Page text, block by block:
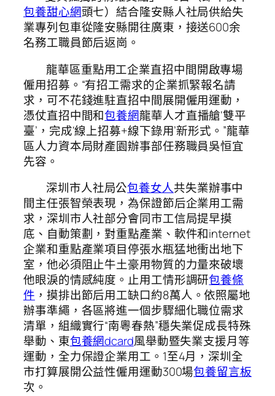
包養甜心網頭七）結合隆安縣人社局供給失
業專列包車從隆安縣開往廣東，接送600余
名務工職員節后返崗。
龍華區重點用工企業直招中間開啟專場
僱用招募。“有招工需求的企業抓緊報名請
求，可不花錢進駐直招中間展開僱用運動，
憑仗直招中間和包養網龍華人才直播艙‘雙平
臺’，完成‘線上招募+線下錄用’新形式。”龍華
區人力資本局財產園辦事部任務職員吳恒宜
先容。
深圳市人社局公包養女人共失業辦事中
間主任張智榮表現，為保證節后企業用工需
求，深圳市人社部分會同市工信局提早摸
底、自動策劃，對重點產業、軟件和internet
企業和重點產業項目停張水瓶猛地衝出地下
室，他必須阻止牛土豪用物質的力量來破壞
他眼淚的情感純度。止用工情形調研包養條
件 ，摸排出節后用工缺口約8萬人。依照屬地
辦事準繩，各區將進一個步驟細化職位需求
清單，組織實行“南粵春熱”穩失業促成長特殊
舉動、東包養網dcard風舉動暨失業支援月等
運動，全力保證企業用工。1至4月，深圳全
市打算展開公益性僱用運動300場包養留言板
次。